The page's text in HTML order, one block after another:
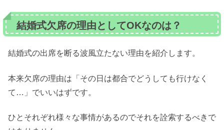
結婚式欠席の理由としてOKなのは？
結婚式の出席を断る波風立たない理由を紹介します。
本来欠席の理由は「その日は都合でどうしても行けなく
て…」でいいはずです。
ひとそれぞれ様々な事情があるのでそれを詮索するべきで